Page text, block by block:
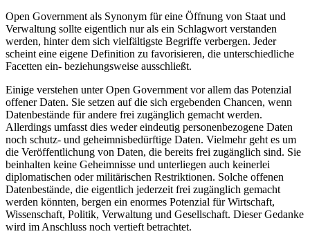
Open Government als Synonym für eine Öffnung von Staat und
Verwaltung sollte eigentlich nur als ein Schlagwort verstanden
werden, hinter dem sich vielfältigste Begriffe verbergen. Jeder
scheint eine eigene Definition zu favorisieren, die unterschiedliche
Facetten ein- beziehungsweise ausschließt.
Einige verstehen unter Open Government vor allem das Potenzial
offener Daten. Sie setzen auf die sich ergebenden Chancen, wenn
Datenbestände für andere frei zugänglich gemacht werden.
Allerdings umfasst dies weder eindeutig personenbezogene Daten
noch schutz- und geheimnisbedürftige Daten. Vielmehr geht es um
die Veröffentlichung von Daten, die bereits frei zugänglich sind. Sie
beinhalten keine Geheimnisse und unterliegen auch keinerlei
diplomatischen oder militärischen Restriktionen. Solche offenen
Datenbestände, die eigentlich jederzeit frei zugänglich gemacht
werden könnten, bergen ein enormes Potenzial für Wirtschaft,
Wissenschaft, Politik, Verwaltung und Gesellschaft. Dieser Gedanke
wird im Anschluss noch vertieft betrachtet.